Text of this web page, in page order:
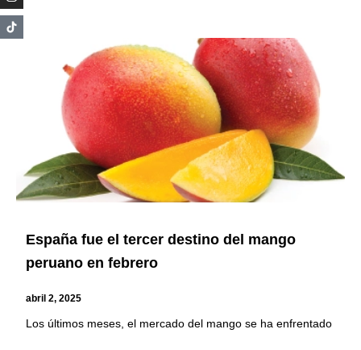
España fue el tercer destino del mango
peruano en febrero
abril 2, 2025
Los últimos meses, el mercado del mango se ha enfrentado